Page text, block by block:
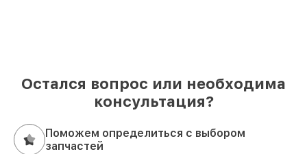
Остался вопрос или необходима
консультация?
Поможем определиться с выбором
запчастей